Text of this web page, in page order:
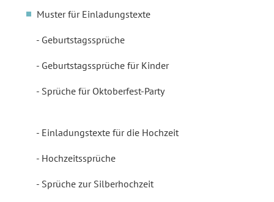
Muster für Einladungstexte
Geburtstagssprüche
Geburtstagssprüche für Kinder
Sprüche für Oktoberfest-Party
Einladungstexte für die Hochzeit
Hochzeitssprüche
Sprüche zur Silberhochzeit